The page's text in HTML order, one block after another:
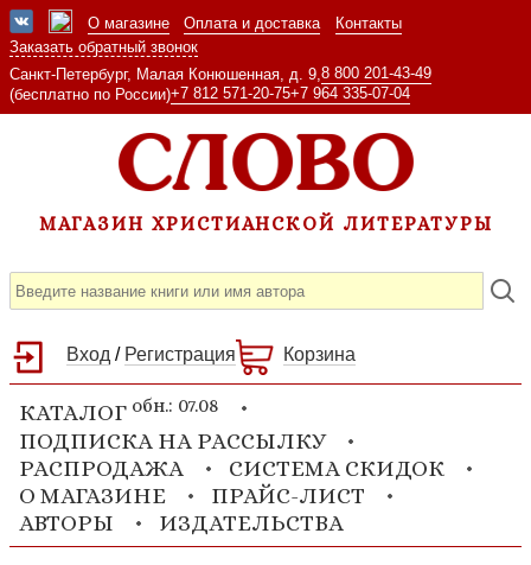
О магазине Оплата и доставка
Контакты
Заказать обратный звонок
Санкт-Петербург, Малая Конюшенная, д. 9, 8 800 201-43-49
(бесплатно по России)+7 812 571-20-75+7 964 335-07-04
МАГАЗИН ХРИСТИАНСКОЙ ЛИТЕРАТУРЫ
Вход / Регистрация Корзина
КАТАЛОГ обн.: 07.08
ПОДПИСКА НА РАССЫЛКУ
РАСПРОДАЖА
СИСТЕМА СКИДОК
О МАГАЗИНЕ
ПРАЙС-ЛИСТ
АВТОРЫ
ИЗДАТЕЛЬСТВА